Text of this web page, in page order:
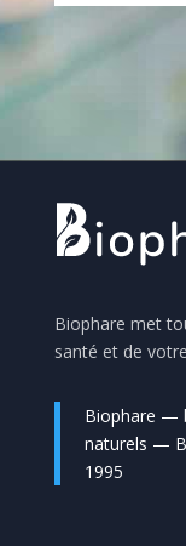
Biophare met
santé et de
Biophare —
naturels —
1995